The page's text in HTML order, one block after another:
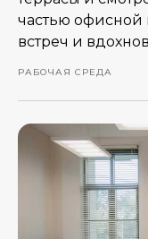
частью офисной
встреч и
РАБОЧАЯ СРЕДА